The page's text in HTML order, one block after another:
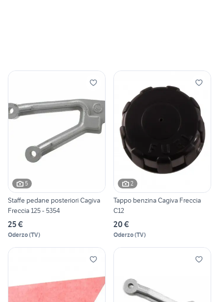
5
Staffe pedane posteriori Cagiva
Freccia 125 - 5354
25 €
Oderzo(TV)
2
Tappo benzina Cagiva Freccia
C12
20 €
Oderzo(TV)